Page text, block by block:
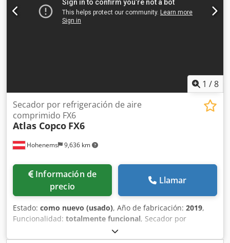
batería de 18V Atlas Copco • Cargador Atlas Copco • Todo
tal como se muestra en las fotos Estado: Usado, en
funcionamiento, con signos normales de uso. Sin grietas ni
1 /8
Hohenems 9,636 km
Secador por refrigeración de aire
comprimido FX6
Atlas Copco FX6
Información de
precio
Llamar
Estado: como nuevo (usado), Año de fabricación: 2019,
Funcionalidad: totalmente funcional, Secador por
refrigeración Atlas Copco FX6, usado 2,34 m³/min
Cedpezrtbijfx Amhsrf 14 bares Año de fabricación: 2019